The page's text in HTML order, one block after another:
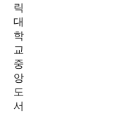
릭
대
학
교
중
앙
도
서